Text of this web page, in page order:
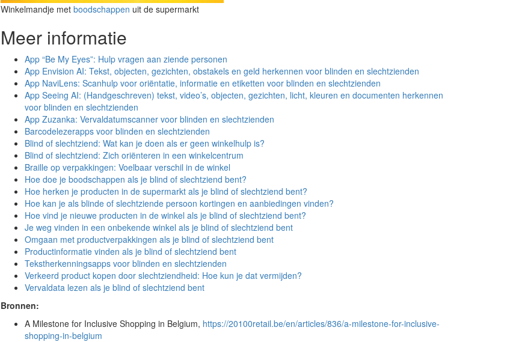
Winkelmandje met boodschappen uit de supermarkt
Meer informatie
App “Be My Eyes”: Hulp vragen aan ziende personen
App Envision AI: Tekst, objecten, gezichten, obstakels en geld herkennen voor blinden en slechtzienden
App NaviLens: Scanhulp voor oriëntatie, informatie en etiketten voor blinden en slechtzienden
App Seeing AI: (Handgeschreven) tekst, video’s, objecten, gezichten, licht, kleuren en documenten herkennen
voor blinden en slechtzienden
App Zuzanka: Vervaldatumscanner voor blinden en slechtzienden
Barcodelezerapps voor blinden en slechtzienden
Blind of slechtziend: Wat kan je doen als er geen winkelhulp is?
Blind of slechtziend: Zich oriënteren in een winkelcentrum
Braille op verpakkingen: Voelbaar verschil in de winkel
Hoe doe je boodschappen als je blind of slechtziend bent?
Hoe herken je producten in de supermarkt als je blind of slechtziend bent?
Hoe kan je als blinde of slechtziende persoon kortingen en aanbiedingen vinden?
Hoe vind je nieuwe producten in de winkel als je blind of slechtziend bent?
Je weg vinden in een onbekende winkel als je blind of slechtziend bent
Omgaan met productverpakkingen als je blind of slechtziend bent
Productinformatie vinden als je blind of slechtziend bent
Tekstherkenningsapps voor blinden en slechtzienden
Verkeerd product kopen door slechtziendheid: Hoe kun je dat vermijden?
Vervaldata lezen als je blind of slechtziend bent
Bronnen:
A Milestone for Inclusive Shopping in Belgium, https://20100retail.be/en/articles/836/a-milestone-for-inclusive-
shopping-in-belgium